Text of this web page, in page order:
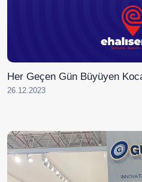
Her Geçen Gün Büyüyen
26.12.2023